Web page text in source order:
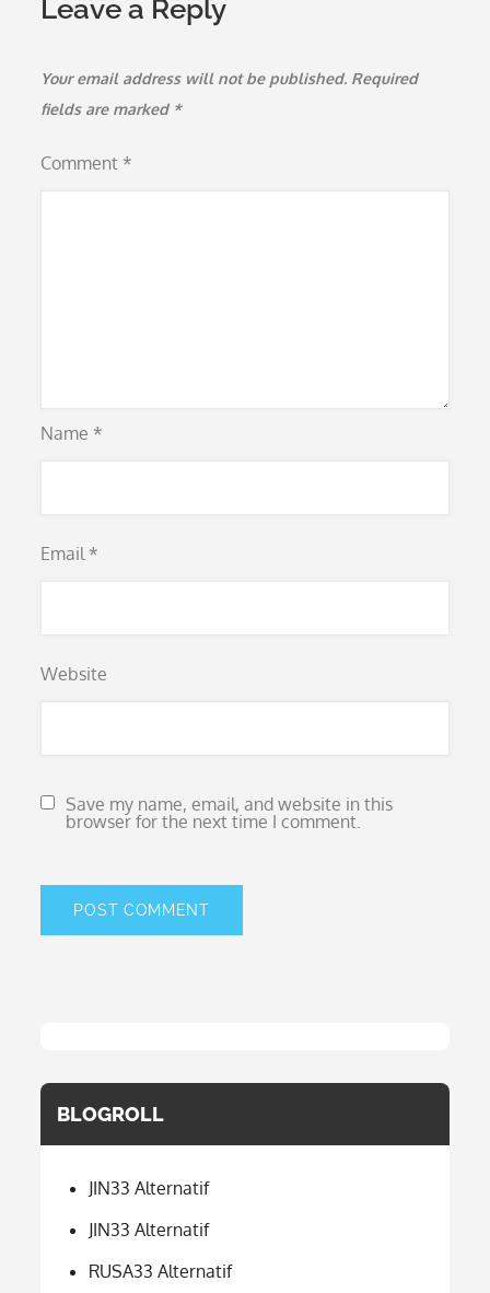
Leave a Reply
Your email address will not be published. Required
fields are marked *
Comment *
Name *
Email *
Website
Save my name, email, and website in this
browser for the next time I comment.
BLOGROLL
JIN33 Alternatif
JIN33 Alternatif
RUSA33 Alternatif